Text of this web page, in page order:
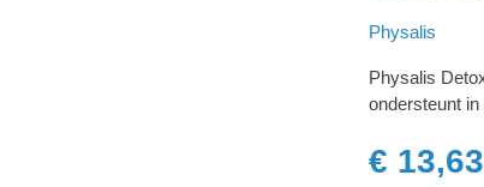
Physalis
Physalis
ondersteunt
€ 13,63